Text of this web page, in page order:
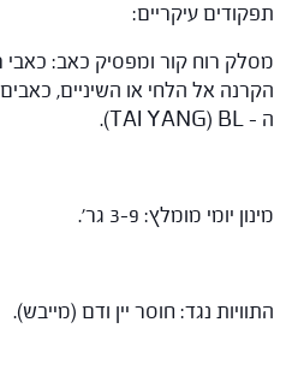
תפקודים עיקריים:
מסלק רוח קור ומפסיק כאב:
הקרנה אל הלחי או השיניים,
ה – TAI YANG) BL).
מינון יומי מומלץ: 3-9 גר'.
התוויות נגד: חוסר יין ודם (מייבש).